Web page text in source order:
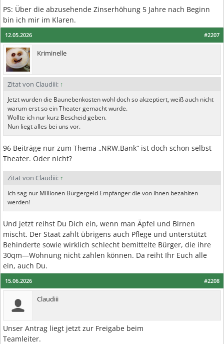
PS: Über die abzusehende Zinserhöhung 5 Jahre nach Beginn
bin ich mir im Klaren.
#2207
12.05.2026
Kriminelle
Zitat von Claudiii: ↑
Jetzt wurden die Baunebenkosten wohl doch so akzeptiert, weiß auch nicht
warum erst so ein Theater gemacht wurde.
Wollte ich nur kurz Bescheid geben.
Nun liegt alles bei uns vor.
96 Beiträge nur zum Thema „NRW.Bank“ ist doch schon selbst
Theater. Oder nicht?
Zitat von Claudiii: ↑
Ich sag nur Millionen Bürgergeld Empfänger die von ihnen bezahlten
werden!
Und jetzt reihst Du Dich ein, wenn man Äpfel und Birnen
mischt. Der Staat zahlt übrigens auch Pflege und unterstützt
Behinderte sowie wirklich schlecht bemittelte Bürger, die ihre
30qm—Wohnung nicht zahlen können. Da reiht Ihr Euch alle
ein, auch Du.
#2208
15.06.2026
Claudiii
Unser Antrag liegt jetzt zur Freigabe beim
Teamleiter.